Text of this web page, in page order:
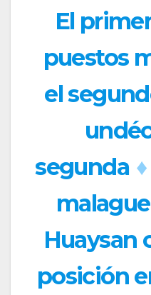
El
puestos
el
segunda ♦
Huaysan
posición